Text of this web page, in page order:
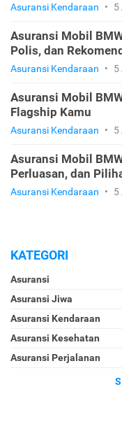
Asuransi Kendaraan • 5
Asuransi Mobil
Polis, dan
Asuransi Kendaraan • 5
Asuransi Mobil
Flagship Kamu
Asuransi Kendaraan • 5
Asuransi Mobil
Perluasan, dan
Asuransi Kendaraan • 5
KATEGORI
Asuransi
Asuransi Jiwa
Asuransi Kendaraan
Asuransi Kesehatan
Asuransi Perjalanan